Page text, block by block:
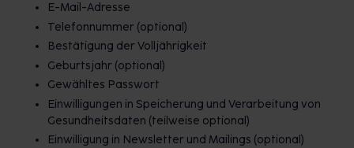
E-Mail-Adresse
Telefonnummer (optional)
Bestätigung der Volljährigkeit
Geburtsjahr (optional)
Gewähltes Passwort
Einwilligungen in Speicherung und Verarbeitung von
Gesundheitsdaten (teilweise optional)
Einwilligung in Newsletter und Mailings (optional)